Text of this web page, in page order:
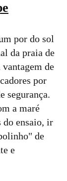
por do sol
da praia de
de
por
segurança.
a maré
do ensaio, ir
de
e